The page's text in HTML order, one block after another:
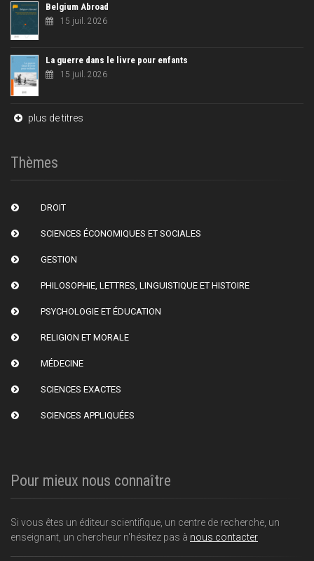
Belgium Abroad
15 juil. 2026
La guerre dans le livre pour enfants
15 juil. 2026
plus de titres
Thèmes
DROIT
SCIENCES ÉCONOMIQUES ET SOCIALES
GESTION
PHILOSOPHIE, LETTRES, LINGUISTIQUE ET HISTOIRE
PSYCHOLOGIE ET ÉDUCATION
RELIGION ET MORALE
MÉDECINE
SCIENCES EXACTES
SCIENCES APPLIQUÉES
Pour mieux nous connaître
Si vous êtes un éditeur scientifique, un centre de recherche, un
enseignant, un chercheur n'hésitez pas à nous contacter